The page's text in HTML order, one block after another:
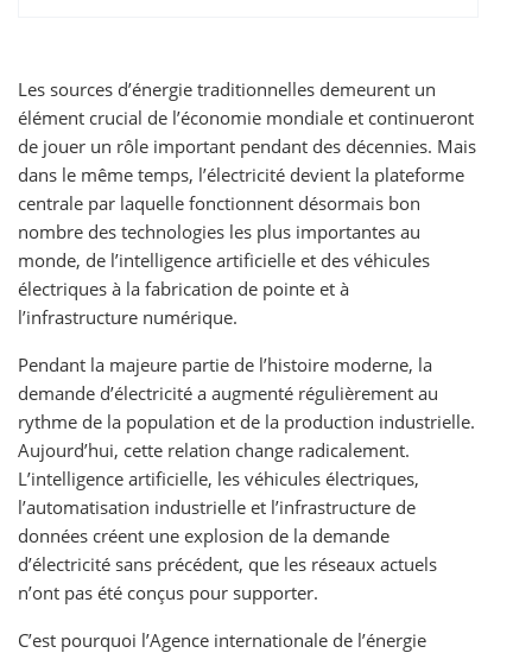
Les sources d’énergie traditionnelles demeurent un
élément crucial de l’économie mondiale et continueront
de jouer un rôle important pendant des décennies. Mais
dans le même temps, l’électricité devient la plateforme
centrale par laquelle fonctionnent désormais bon
nombre des technologies les plus importantes au
monde, de l’intelligence artificielle et des véhicules
électriques à la fabrication de pointe et à
l’infrastructure numérique.
Pendant la majeure partie de l’histoire moderne, la
demande d’électricité a augmenté régulièrement au
rythme de la population et de la production industrielle.
Aujourd’hui, cette relation change radicalement.
L’intelligence artificielle, les véhicules électriques,
l’automatisation industrielle et l’infrastructure de
données créent une explosion de la demande
d’électricité sans précédent, que les réseaux actuels
n’ont pas été conçus pour supporter.
C’est pourquoi l’Agence internationale de l’énergie